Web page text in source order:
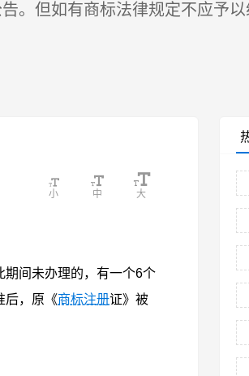
。但如有商标法律规定不应予
小 中 大
期间未办理的，有一个6个
后，原《商标注册证》被